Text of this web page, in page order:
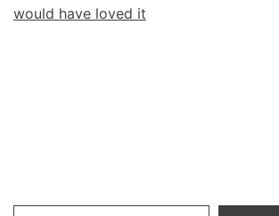
would have loved it
Type your email…